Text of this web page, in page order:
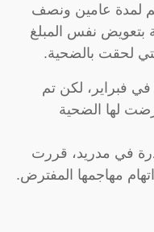
لمدة عامين ونصف
مطالبة بتعويض نفس المبلغ
لحقت بالضحية.
فبراير، لكن تم
لها الضحية
في مدريد، قررت
مهاجمها المفترض.